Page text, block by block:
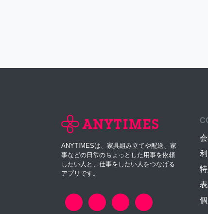
ANYTIMESは、家具組み立てや配送、家
事などの日常のちょっとした用事を依頼
したい人と、仕事をしたい人をつなげる
アプリです。